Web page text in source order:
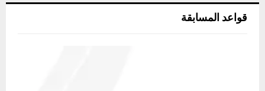
قواعد المسابقة